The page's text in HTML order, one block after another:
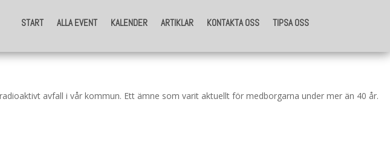
START ALLA EVENT KALENDER ARTIKLAR KONTAKTA OSS TIPSA OSS
START ALLA EVENT KALENDER ARTIKLAR KONTAKTA OSS TIPSA OSS
avfall i vår kommun. Ett ämne som varit aktuellt för medborgarna under mer än 40 år.